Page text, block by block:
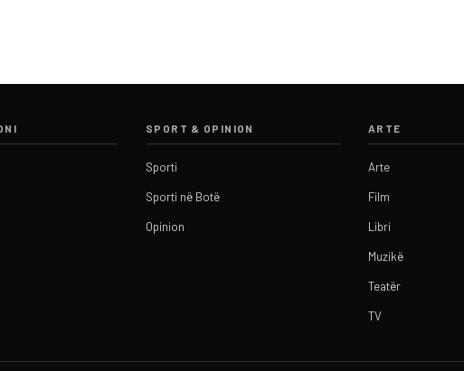
SPORT & OPINION
Sporti
Sporti në Botë
Opinion
ARTE
Arte
Film
Libri
Muzikë
Teatër
TV